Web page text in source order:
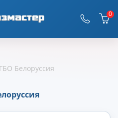
0
ГБО Белоруссия